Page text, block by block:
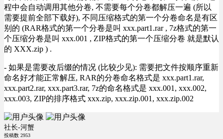
程中会自动调用其他分卷, 不需要每个分卷都解压一遍 (所以
需要提前全部下载好), 不同压缩格式的第一个分卷命名是有区
别的 (RAR格式的第一个分卷是叫 xxx.part1.rar , 7z格式的第一
个压缩分卷是叫 xxx.001 , ZIP格式的第一个压缩分卷 就是默认
的 XXX.zip ) .
- 如果是需要改后缀的情况 (比较少见): 需要把文件按顺序重新
命名好才能正常解压, RAR的分卷命名格式是 xxx.part1.rar,
xxx.part2.rar, xxx.part3.rar, 7z的命名格式是 xxx.001, xxx.002,
xxx.003, ZIP的排序格式 xxx.zip, xxx.zip.001, xxx.zip.002
社长-河蟹
投稿数 2953